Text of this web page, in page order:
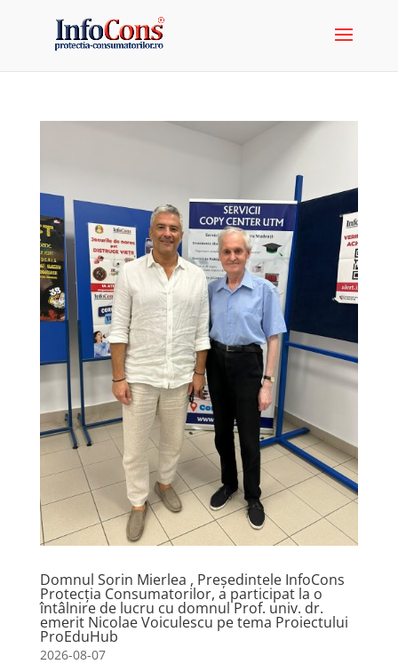
Domnul Sorin Mierlea , Președintele InfoCons
Protecția Consumatorilor, a participat la o
întâlnire de lucru cu domnul Prof. univ. dr.
emerit Nicolae Voiculescu pe tema Proiectului
ProEduHub
2026-08-07